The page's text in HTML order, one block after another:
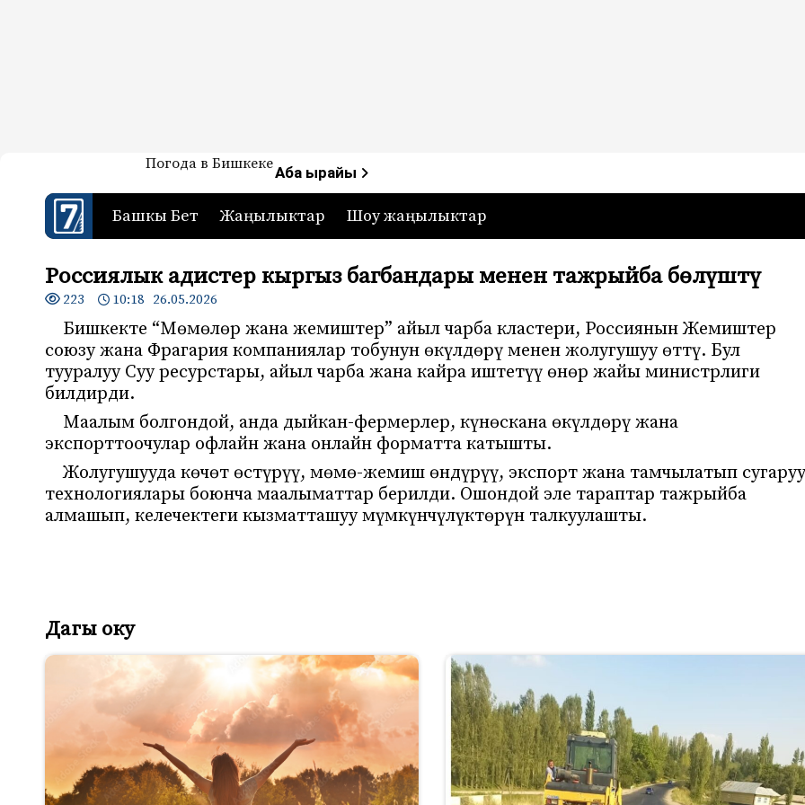
7-канал. Жаңылыктар — Кыргызстан
Жаңылыктар — Кыргызстан
Погода в БишкекеАба ырайы
Башкы Бет Жаңылыктар Шоу жаңылыктар
Россиялык адистер кыргыз багбандары менен тажрыйба бөлүштү
223 10:18 26.05.2026
Бишкекте “Мөмөлөр жана жемиштер” айыл чарба кластери, Россиянын Жемиштер
союзу жана Фрагария компаниялар тобунун өкүлдөрү менен жолугушуу өттү. Бул
тууралуу Суу ресурстары, айыл чарба жана кайра иштетүү өнөр жайы министрлиги
билдирди.
Маалым болгондой, анда дыйкан-фермерлер, күнөскана өкүлдөрү жана
экспорттоочулар офлайн жана онлайн форматта катышты.
Жолугушууда көчөт өстүрүү, мөмө-жемиш өндүрүү, экспорт жана тамчылатып сугаруу
технологиялары боюнча маалыматтар берилди. Ошондой эле тараптар тажрыйба
алмашып, келечектеги кызматташуу мүмкүнчүлүктөрүн талкуулашты.
Дагы оку